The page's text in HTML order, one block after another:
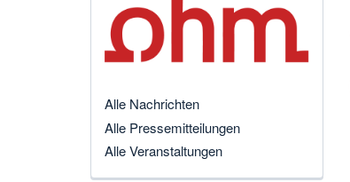
Alle Nachrichten
Alle Pressemitteilungen
Alle Veranstaltungen